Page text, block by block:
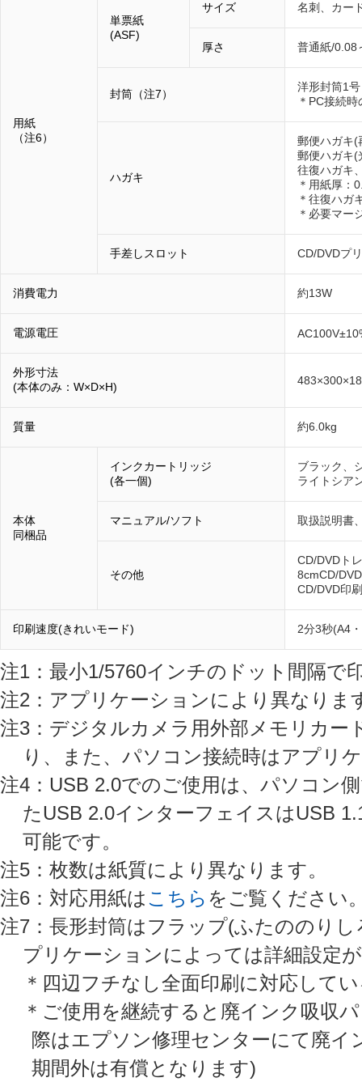
用紙
（注6）
単票紙
(ASF)
サイズ 名刺、カー
厚さ 普通紙/0.08
封筒（注7）
洋形封筒1
＊PC接続
ハガキ
郵便ハガキ(
郵便ハガキ(
往復ハガキ
＊用紙厚：
＊往復ハガ
＊必要マー
手差しスロット CD/DVDプ
消費電力 約13W
電源電圧
外形寸法
(本体のみ：W×D×H)
質量 約6.0kg
本体
同梱品
インクカートリッジ
(各一個)
ブラック、
ライトシア
マニュアル/ソフト 取扱説明書
その他
CD/DVDト
8cmCD/
CD/DVD印
印刷速度(きれいモード) 2分3秒(A4
注1：最小1/5760インチのドット間隔で
注2：アプリケーションにより異なりま
注3：デジタルカメラ用外部メモリカー
り、また、パソコン接続時はアプリ
注4：USB 2.0でのご使用は、パソコン
たUSB 2.0インターフェイスはUSB
可能です。
注5：枚数は紙質により異なります。
注6：対応用紙はこちら をご覧ください
注7：長形封筒はフラップ(ふたののり
プリケーションによっては詳細設定
＊四辺フチなし全面印刷に対応して
＊ご使用を継続すると廃インク吸収
際はエプソン修理センターにて廃イ
期間外は有償となります)